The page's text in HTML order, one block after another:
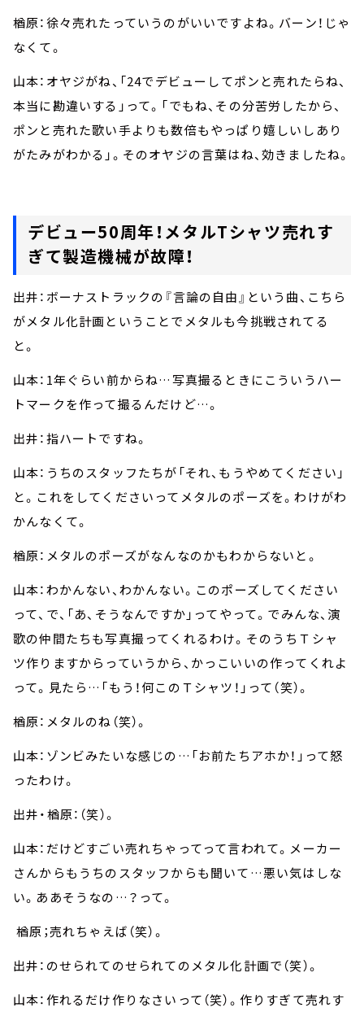
楢原：徐々売れたっていうのがいいですよね。バーン！じゃ
なくて。
山本：オヤジがね、「24でデビューしてポンと売れたらね、
本当に勘違いする」って。「でもね、その分苦労したから、
ポンと売れた歌い手よりも数倍もやっぱり嬉しいしあり
がたみがわかる」。そのオヤジの言葉はね、効きましたね。
デビュー50周年！メタルTシャツ売れす
ぎて製造機械が故障！
出井：ボーナストラックの『言論の自由』という曲、こちら
がメタル化計画ということでメタルも今挑戦されてる
と。
山本：1年ぐらい前からね…写真撮るときにこういうハー
トマークを作って撮るんだけど…。
出井：指ハートですね。
山本：うちのスタッフたちが「それ、もうやめてください」
と。これをしてくださいってメタルのポーズを。わけがわ
かんなくて。
楢原：メタルのポーズがなんなのかもわからないと。
山本：わかんない、わかんない。このポーズしてください
って、で、「あ、そうなんですか」ってやって。でみんな、演
歌の仲間たちも写真撮ってくれるわけ。そのうちＴシャ
ツ作りますからっていうから、かっこいいの作ってくれよ
って。見たら…「もう！何このＴシャツ！」って（笑）。
楢原：メタルのね（笑）。
山本：ゾンビみたいな感じの…「お前たちアホか！」って怒
ったわけ。
出井・楢原：（笑）。
山本：だけどすごい売れちゃってって言われて。メーカー
さんからもうちのスタッフからも聞いて…悪い気はしな
い。ああそうなの…？って。
楢原；売れちゃえば（笑）。
出井：のせられてのせられてのメタル化計画で（笑）。
山本：作れるだけ作りなさいって（笑）。作りすぎて売れす